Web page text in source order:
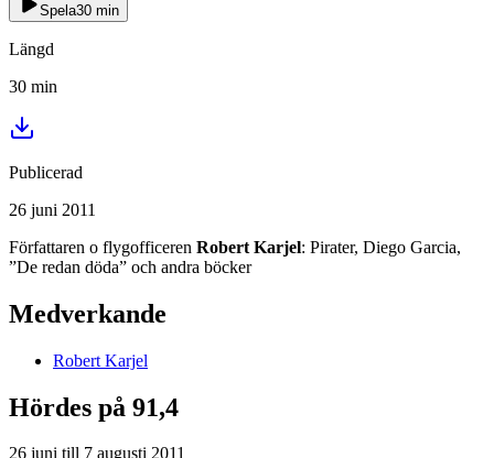
Spela30 min
Längd
30 min
Publicerad
26 juni 2011
Författaren o flygofficeren Robert Karjel: Pirater, Diego Garcia,
”De redan döda” och andra böcker
Medverkande
Robert Karjel
Hördes på 91,4
26 juni till 7 augusti 2011